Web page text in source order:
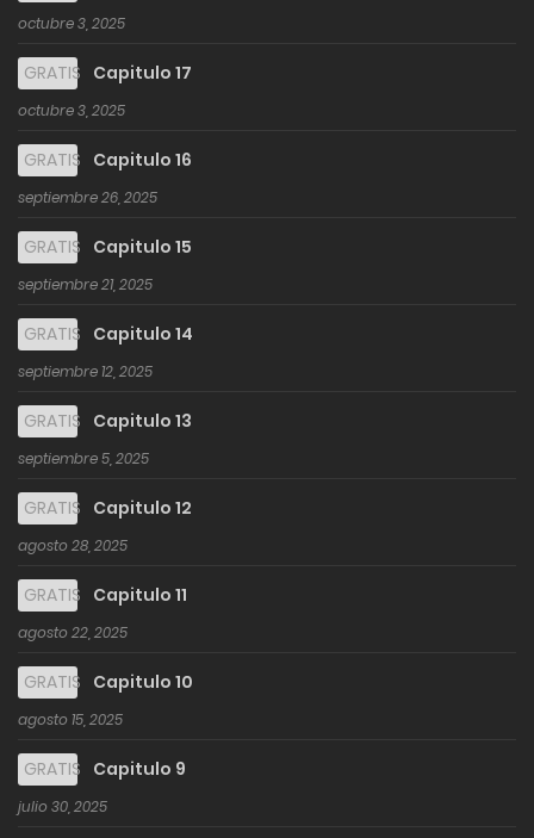
octubre 3, 2025
GRATIS Capitulo 17
octubre 3, 2025
GRATIS Capitulo 16
septiembre 26, 2025
GRATIS Capitulo 15
septiembre 21, 2025
GRATIS Capitulo 14
septiembre 12, 2025
GRATIS Capitulo 13
septiembre 5, 2025
GRATIS Capitulo 12
agosto 28, 2025
GRATIS Capitulo 11
agosto 22, 2025
GRATIS Capitulo 10
agosto 15, 2025
GRATIS Capitulo 9
julio 30, 2025